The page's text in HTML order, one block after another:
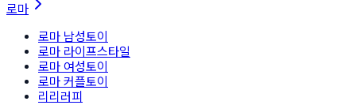
로마
로마 남성토이
로마 라이프스타일
로마 여성토이
로마 커플토이
리리러피